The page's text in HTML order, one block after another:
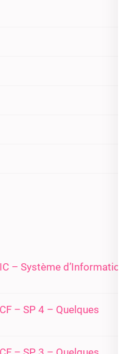
– Système d’Information
– SP 4 – Quelques